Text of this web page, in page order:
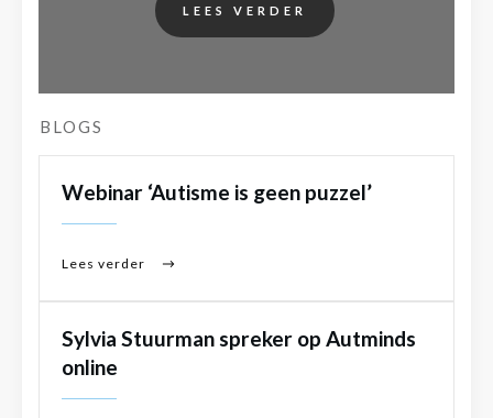
LEES VERDER
BLOGS
Webinar ‘Autisme is geen puzzel’
Lees verder
Sylvia Stuurman spreker op Autminds
online